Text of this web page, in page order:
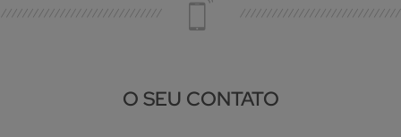
O SEU CONTATO